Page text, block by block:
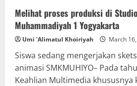
Melihat proses produksi di
Muhammadiyah 1 Yogyakarta
Umi 'Alimatul Khoiriyah March
Siswa sedang mengerjakan
animasi SMKMUHIYO– Pada
Keahlian Multimedia khususnya